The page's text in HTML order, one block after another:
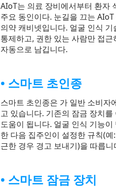
AIoT는 의료 장비에서부터 환자
주요 동인이다. 눈길을 끄는
의약 캐비넷입니다. 얼굴 인식
통제하고, 권한 있는 사람만 접
자동으로 남깁니다.
스마트 초인종
스마트 초인종은 가 일반 소비자
고 있습니다. 기존의 잠금 장치
도움이 됩니다. 얼굴 인식 기능
한 다음 집주인이 설정한 규칙(
근한 경우 경고 보내기)을 따릅니
스마트 잠금 장치